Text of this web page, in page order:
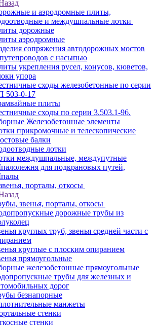
и аэродромные плиты,
и междушпальные лотки
дорожные
аэродромные
сопряжения автодорожных мостов
с насыпью
укрепления русел, конусов, кюветов,
упора
сходы железобетонные по серии
503-0-17
плиты
сходы по серии 3.503.1-96.
Железобетонные элементы
прикромочные и телескопические
балки
лотки
междушпальные, междупутные
для подкрановых путей,
порталы, откосы
звенья, порталы, откосы
дорожные трубы из
круглых труб, звенья средней части с
круглые с плоским опиранием
прямоугольные
железобетонные прямоугольные
трубы для железных и
дорог
безнапорные
манжеты
стенки
стенки